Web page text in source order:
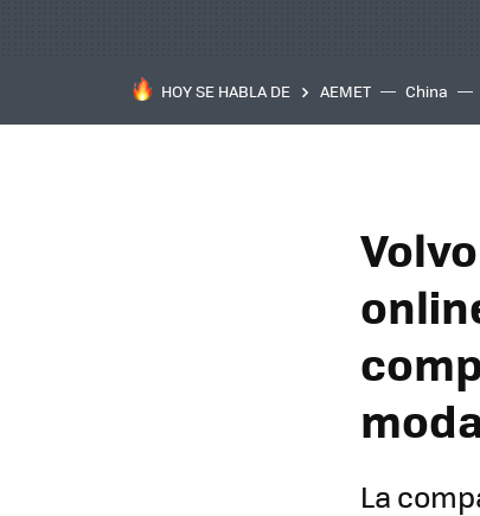
HOY SE HABLA DE AEMET China
La